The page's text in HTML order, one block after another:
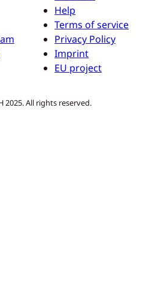
Help
Terms of service
Privacy Policy
Imprint
EU project
2025. All rights reserved.